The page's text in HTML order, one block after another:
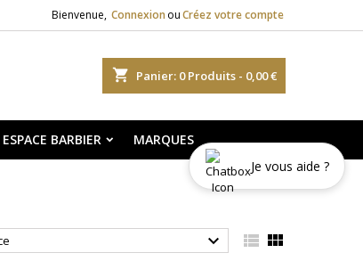
Bienvenue, Connexion ouCréez votre compte
shopping_cart Panier: 0Produits - 0,00 €
ESPACE BARBIER MARQUES
  
Je vous aide ?